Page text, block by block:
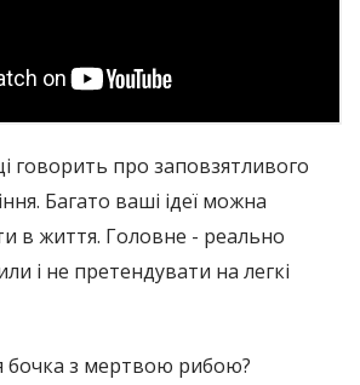
говорить про заповзятливого
Багато ваші ідеї можна
в життя. Головне - реально
і не претендувати на легкі
бочка з мертвою рибою?